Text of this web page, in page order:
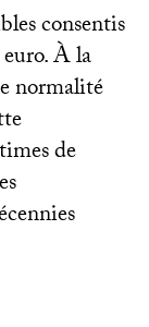
consentis
À la
normalité
de